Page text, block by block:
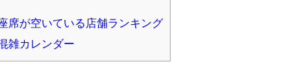
席が空いている店舗ランキング
雑カレンダー